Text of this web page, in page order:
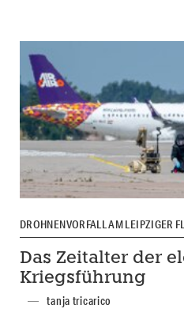
DROHNENVORFALL AM LEIPZIGER
Das Zeitalter der
Kriegsführung
tanja tricarico